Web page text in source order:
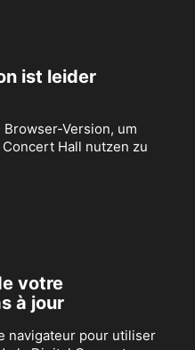
ist leider
Version, um
Hall nutzen zu
votre
à jour
navigateur pour utiliser